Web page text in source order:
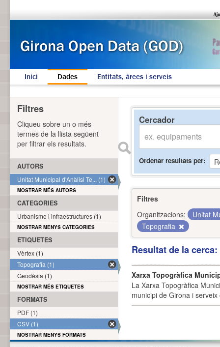
Inici Dades Entitats, àrees i serveis
Cercador
Ordenar resultats per
Filtres
Organitzacions:
Unitat
Topografia
Resultat de la
Xarxa Topogràfica
La Xarxa Topogràfica
municipi de Girona i
Filtres
Cliqueu sobre un o més
termes de la llista següent
per filtrar els resultats.
AUTORS
Unitat Municipal d'Anàlisi Te... (1)
MOSTRAR MÉS AUTORS
CATEGORIES
Urbanisme i infraestructures (1)
MOSTRAR MENYS CATEGORIES
ETIQUETES
Vèrtex (1)
Topografia (1)
Geodèsia (1)
MOSTRAR MÉS ETIQUETES
FORMATS
PDF (1)
CSV (1)
MOSTRAR MENYS FORMATS